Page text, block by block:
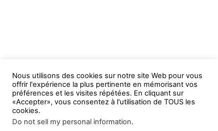
Nous utilisons des cookies sur notre site Web pour vous
offrir l'expérience la plus pertinente en mémorisant vos
préférences et les visites répétées. En cliquant sur
«Accepter», vous consentez à l'utilisation de TOUS les
cookies.
Do not sell my personal information.